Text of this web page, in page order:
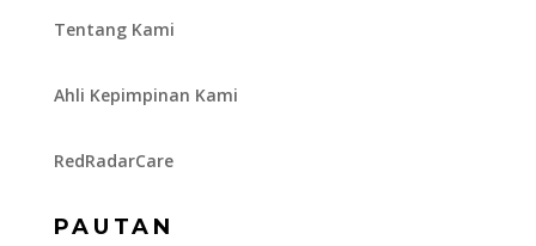
Tentang Kami
Ahli Kepimpinan Kami
RedRadarCare
PAUTAN